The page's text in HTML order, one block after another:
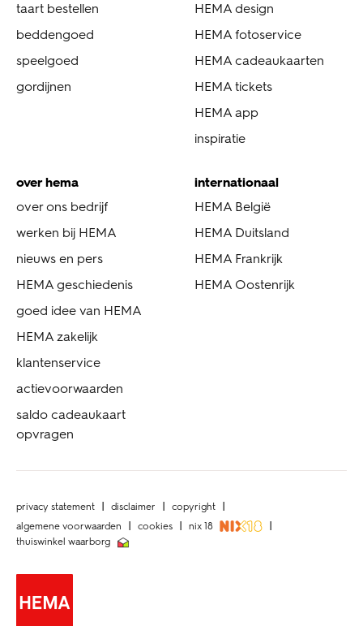
taart bestellen
beddengoed
speelgoed
gordijnen
HEMA design
HEMA fotoservice
HEMA cadeaukaarten
HEMA tickets
HEMA app
inspiratie
over hema
over ons bedrijf
werken bij HEMA
nieuws en pers
HEMA geschiedenis
goed idee van HEMA
HEMA zakelijk
klantenservice
actievoorwaarden
saldo cadeaukaart
opvragen
internationaal
HEMA België
HEMA Duitsland
HEMA Frankrijk
HEMA Oostenrijk
privacy statement disclaimer
copyright
algemene voorwaarden
cookies
nix 18
thuiswinkel waarborg